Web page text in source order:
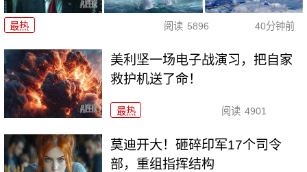
最热 阅读 5896 40分钟前
美利坚一场电子战演习，把自家
救护机送了命！
最热 阅读 4901
莫迪开大！砸碎印军17个司令
部，重组指挥结构